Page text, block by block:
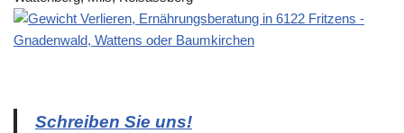
Schreiben Sie uns!